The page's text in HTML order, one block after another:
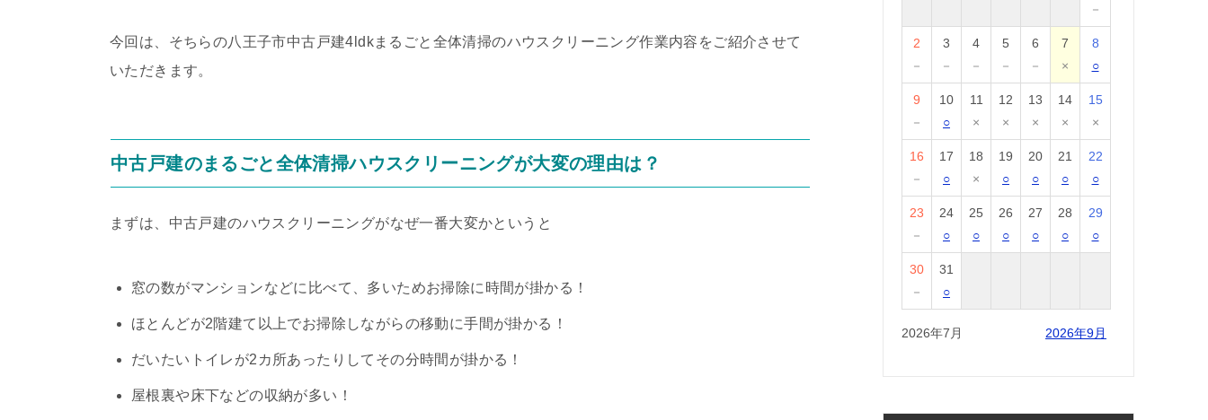
今回は、そちらの八王子市中古戸建4ldkまるごと全体清掃のハウスクリーニング作業内容をご紹介させて
いただきます。
中古戸建のまるごと全体清掃ハウスクリーニングが大変の理由は？
まずは、中古戸建のハウスクリーニングがなぜ一番大変かというと
窓の数がマンションなどに比べて、多いためお掃除に時間が掛かる！
ほとんどが2階建て以上でお掃除しながらの移動に手間が掛かる！
だいたいトイレが2カ所あったりしてその分時間が掛かる！
屋根裏や床下などの収納が多い！
－
2
－
3
－
4
－
5
－
6
－
7
×
8
○
9
－
10
○
11
×
12
×
13
×
14
×
15
×
16
－
17
○
18
×
19
○
20
○
21
○
22
○
23
－
24
○
25
○
26
○
27
○
28
○
29
○
30
－
31
○
2026年7月 2026年9月